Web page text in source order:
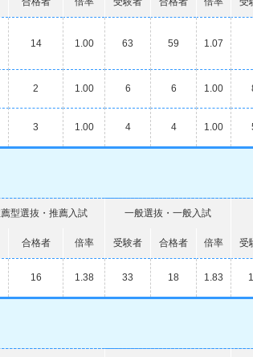
14 1.00 63 59 1.07
2 1.00 6 6 1.00
3 1.00 4 4 1.00
型選抜・推薦入試 一般選抜・一般入試
合格者 倍率 受験者 合格者 倍率 受
16 1.38 33 18 1.83